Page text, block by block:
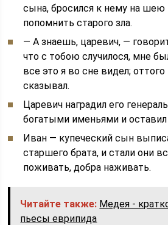
сына, бросился к нему на шею
попомнить старого зла.
— А знаешь, царевич, —
что с тобою случилося, мне
все это я во сне видел;
сказывал.
Царевич наградил его
богатыми именьями и
Иван — купеческий сын
старшего брата, и стали они
поживать, добра наживать.
Читайте также: Медея -
пьесы еврипида